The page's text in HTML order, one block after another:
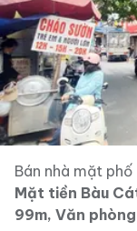
Bán nhà mặt phố
Mặt tiền Bàu
99m, Văn